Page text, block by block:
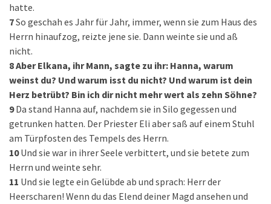
hatte.
7So geschah es Jahr für Jahr, immer, wenn sie zum Haus des
Herrn hinaufzog, reizte jene sie. Dann weinte sie und aß
nicht.
8Aber Elkana, ihr Mann, sagte zu ihr: Hanna, warum
weinst du? Und warum isst du nicht? Und warum ist dein
Herz betrübt? Bin ich dir nicht mehr wert als zehn Söhne?
9 Da stand Hanna auf, nachdem sie in Silo gegessen und
getrunken hatten. Der Priester Eli aber saß auf einem Stuhl
am Türpfosten des Tempels des Herrn.
10 Und sie war in ihrer Seele verbittert, und sie betete zum
Herrn und weinte sehr.
11 Und sie legte ein Gelübde ab und sprach: Herr der
Heerscharen! Wenn du das Elend deiner Magd ansehen und